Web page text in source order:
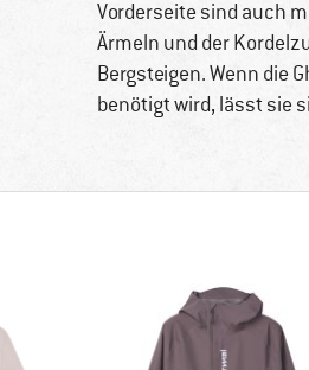
Vorderseite sind auch
Ärmeln und der
Bergsteigen. Wenn die
benötigt wird, lässt sie